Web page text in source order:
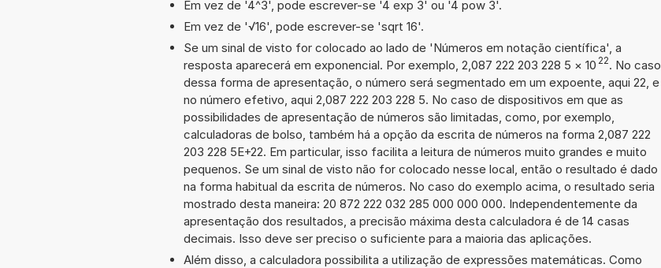
Em vez de '4^3', pode escrever-se '4 exp 3' ou '4 pow 3'.
Em vez de '√16', pode escrever-se 'sqrt 16'.
Se um sinal de visto for colocado ao lado de 'Números em notação científica', a
resposta aparecerá em exponencial. Por exemplo, 2,087 222 203 228 5 × 10 22. No caso
dessa forma de apresentação, o número será segmentado em um expoente, aqui 22, e
no número efetivo, aqui 2,087 222 203 228 5. No caso de dispositivos em que as
possibilidades de apresentação de números são limitadas, como, por exemplo,
calculadoras de bolso, também há a opção da escrita de números na forma 2,087 222
203 228 5E+22. Em particular, isso facilita a leitura de números muito grandes e muito
pequenos. Se um sinal de visto não for colocado nesse local, então o resultado é dado
na forma habitual da escrita de números. No caso do exemplo acima, o resultado seria
mostrado desta maneira: 20 872 222 032 285 000 000 000. Independentemente da
apresentação dos resultados, a precisão máxima desta calculadora é de 14 casas
decimais. Isso deve ser preciso o suficiente para a maioria das aplicações.
Além disso, a calculadora possibilita a utilização de expressões matemáticas. Como